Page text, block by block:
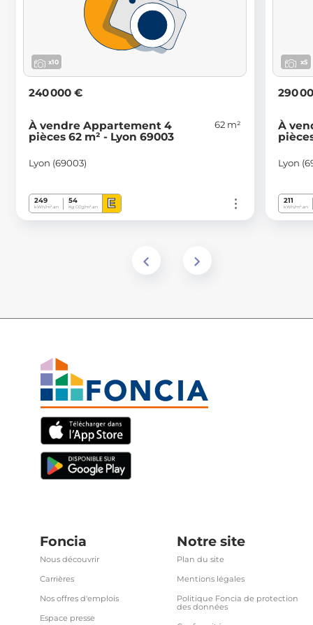
x10
240 000 €
À vendre Appartement 4
pièces 62 m² - Lyon 69003
62 m²
Lyon (69003)
249
kWh/m².an
54
Kg CO2/m².an E
x5
290
À
Lyon
211
kWh/m².an
Foncia
Nous découvrir
Carrières
Nos offres d'emplois
Espace presse
Notre site
Plan du site
Mentions légales
Politique Foncia de protection
des données